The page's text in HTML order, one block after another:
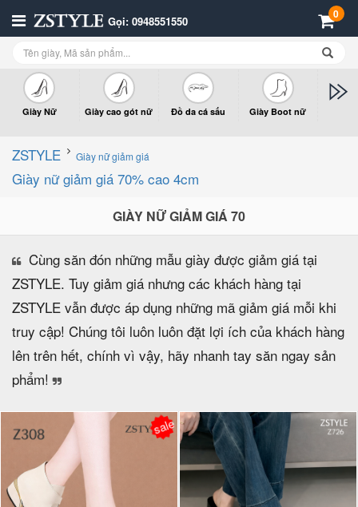
Gọi: 0948551550 0
Giày Nữ Giày cao gót nữ Đồ da cá sấu Giày Boot nữ
ZSTYLE Giày nữ giảm giá
Giày nữ giảm giá 70% cao 4cm
GIÀY NỮ GIẢM GIÁ 70
Cùng săn đón những mẫu giày được giảm giá tại
ZSTYLE. Tuy giảm giá nhưng các khách hàng tại
ZSTYLE vẫn được áp dụng những mã giảm giá mỗi khi
truy cập! Chúng tôi luôn luôn đặt lợi ích của khách hàng
lên trên hết, chính vì vậy, hãy nhanh tay săn ngay sản
phẩm!
sale